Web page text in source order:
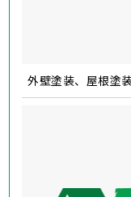
外壁塗装、屋根塗